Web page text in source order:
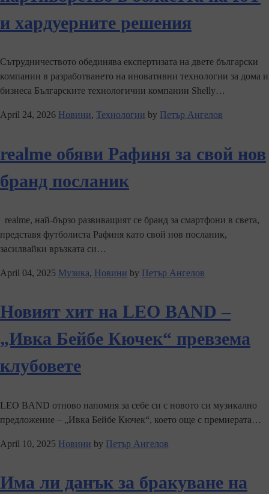
и хардуерните решения
Сътрудничеството обединява експертизата на двете български
компании в разработването на иновативни технологии за дома и
бизнеса Българските технологични компании Shelly…
April 24, 2026 Новини, Технологии by Петър Ангелов
realme обяви Рафиня за свой нов
бранд посланик
realme, най-бързо развиващият се бранд за смартфони в света,
представя футболиста Рафиня като свой нов посланик,
засилвайки връзката си…
April 04, 2025 Музика, Новини by Петър Ангелов
Новият хит на LEO BAND –
„Ивка Бейбе Кючек“ превзема
клубовете
LEO BAND отново напомня за себе си с новото си музикално
предложение – „Ивка Бейбе Кючек“, което още с премиерата…
April 10, 2025 Новини by Петър Ангелов
Има ли данък за бракуване на